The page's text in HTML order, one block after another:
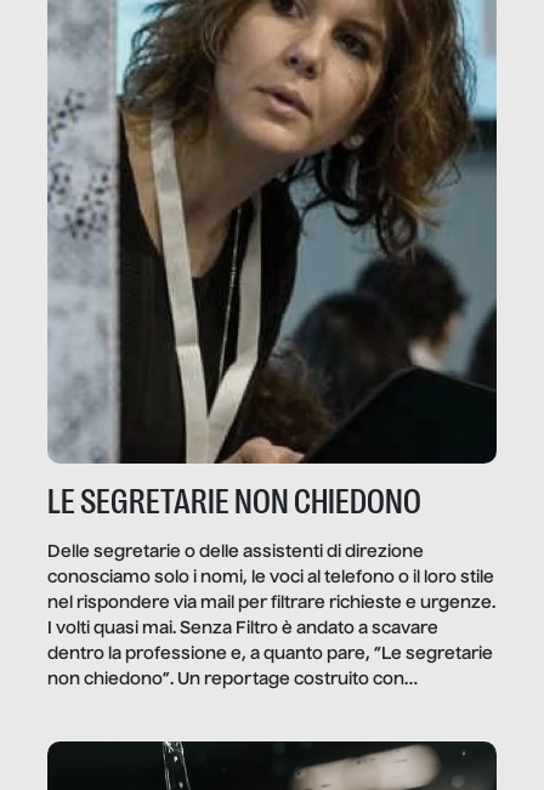
LE SEGRETARIE NON CHIEDONO
Delle segretarie o delle assistenti di direzione
conosciamo solo i nomi, le voci al telefono o il loro stile
nel rispondere via mail per filtrare richieste e urgenze.
I volti quasi mai. Senza Filtro è andato a scavare
dentro la professione e, a quanto pare, “Le segretarie
non chiedono”. Un reportage costruito con